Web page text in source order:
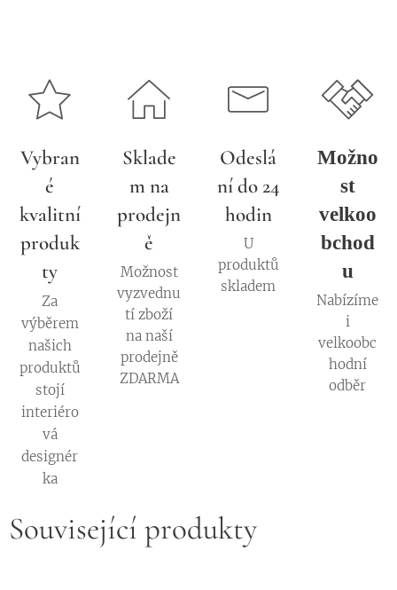
Vybran
é
kvalitní
produk
ty
Za
výběrem
našich
produktů
stojí
interiéro
vá
designér
ka
Sklade
m na
prodejn
ě
Možnost
vyzvednu
tí zboží
na naší
prodejně
ZDARMA
Odeslá
ní do 24
hodin
U
produktů
skladem
Možno
st
velkoo
bchod
u
Nabízíme
i
velkoobc
hodní
odběr
Související produkty